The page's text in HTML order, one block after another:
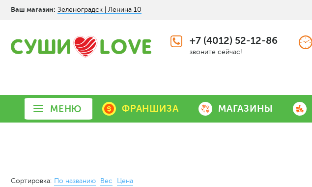
Ваш магазин: Зеленоградск | Ленина 10
+7 (4012) 52-12-86
звоните сейчас!
МЕНЮ ФРАНШИЗА МАГАЗИНЫ
Сортировка: По названию Вес Цена